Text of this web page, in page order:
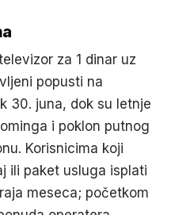
za 1 dinar uz
popusti na
30. juna, dok su letnje
i poklon putnog
Korisnicima koji
ili paket usluga isplati
meseca; početkom